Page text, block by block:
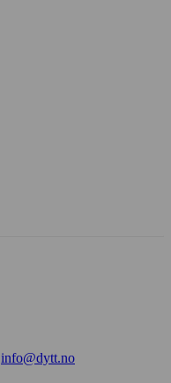
info@dytt.no